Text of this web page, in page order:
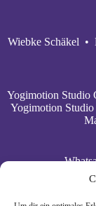
Wiebke Schäkel •
Yogimotion
Yogimotion
E‑Mail: